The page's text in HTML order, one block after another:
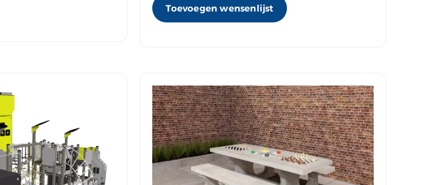
Toevoegen wensenlijst